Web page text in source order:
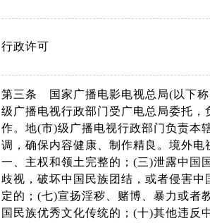
行政许可
第三条 国家广播电影电视总局(以下称
级广播电视行政部门受广电总局委托
作。地(市)级广播电视行政部门负责
调，确保内容健康、制作精良。境外
一、主权和领土完整的；(三)泄露中国
歧视，破坏中国民族团结，或者侵害
定的；(七)宣扬淫秽、赌博、暴力或者
国民族优秀文化传统的；(十)其他违反